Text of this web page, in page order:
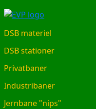
EVP.DK
DSB materiel
DSB stationer
Privatbaner
Industribaner
Jernbane "nips"